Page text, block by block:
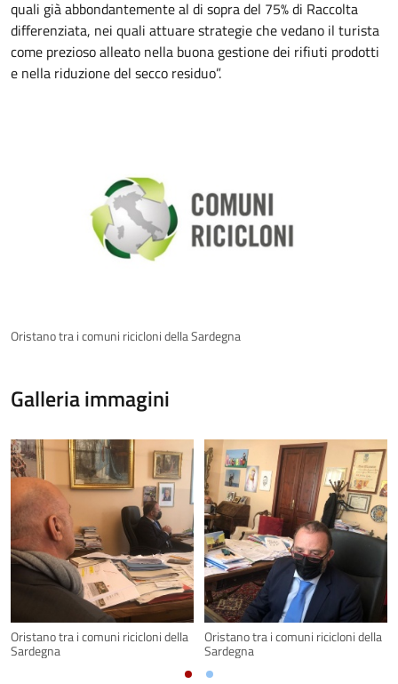
quali già abbondantemente al di sopra del 75% di Raccolta
differenziata, nei quali attuare strategie che vedano il turista
come prezioso alleato nella buona gestione dei rifiuti prodotti
e nella riduzione del secco residuo”.
Oristano tra i comuni ricicloni della Sardegna
Galleria immagini
Oristano tra i comuni ricicloni della
Sardegna
Oristano tra i comuni ricicloni della
Sardegna